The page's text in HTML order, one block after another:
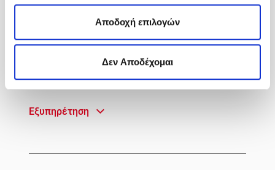
Aποδοχή επιλογών
Δεν Αποδέχομαι
Υπηρεσίες
Πληροφορίες
Γρήγορη Πρόσβαση
Εξυπηρέτηση